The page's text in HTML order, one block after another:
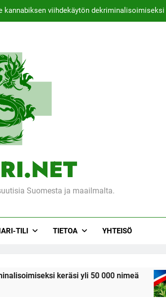
kannabiksen viihdekäytön
kannabiksen viihdekäytön dekriminalisoimiseksi
Thaimaassa lakiehdotus sallisi
Suomesta ja maailmalta.
TILI TIETOA YHTEISÖ
keräsi yli 50 000 nimeä
7